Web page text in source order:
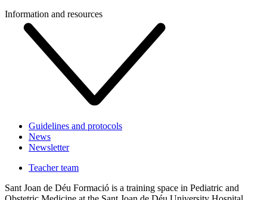
Information and resources
Guidelines and protocols
News
Newsletter
Teacher team
Sant Joan de Déu Formació is a training space in Pediatric and